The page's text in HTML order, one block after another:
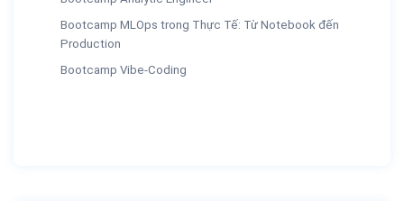
Bootcamp MLOps trong Thực Tế: Từ Notebook đến
Production
Bootcamp Vibe-Coding